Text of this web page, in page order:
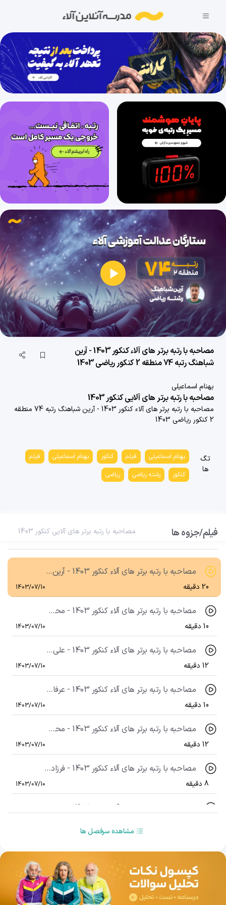
پخش
ویدیو
مصاحبه با رتبه برتر های آلاء کنکور 1403 - آرین
شباهنگ رتبه 74 منطقه 2 کنکور ریاضی 1403
بهنام اسماعیلی
مصاحبه با رتبه برتر های آلایی کنکور 1403
مصاحبه با رتبه برتر های آلاء کنکور 1403 - آرین شباهنگ رتبه 74 منطقه
2 کنکور ریاضی 1403
تگ
ها
بهنام اسماعیلی فیلم کنکور بهنام اسماعیلی
فیلم
کنکور
رشته ریاضی ریاضی
فیلم/جزوه ها مصاحبه با رتبه برتر های آلایی کنکور 1403
مصاحبه با رتبه برتر های آلاء کنکور 1403 - علی دیناروند رتبه 219 منطقه 3 کنکور تجربی 1403
16 دقیقه 1403/07/10
مصاحبه با رتبه برتر های آلاء کنکور 1403 - آرین شباهنگ رتبه 74 منطقه 2 کنکور ریاضی 1403
20 دقیقه 1403/07/10
مصاحبه با رتبه برتر های آلاء کنکور 1403 - محسن عامری زاده رتبه 529 منطقه 3 کنکور ریاضی 1403
10 دقیقه 1403/07/10
مصاحبه با رتبه برتر های آلاء کنکور 1403 - علی موحدی رتبه 282 منطقه 2 کنکور ریاضی 1403
12 دقیقه 1403/07/10
مصاحبه با رتبه برتر های آلاء کنکور 1403 - عرفان وقوفی رتبه 442 منطقه 1 کنکور ریاضی 1403
10 دقیقه 1403/07/10
مصاحبه با رتبه برتر های آلاء کنکور 1403 - محمد مهدی قربی رتبه 112 منطقه 2 کنکور ریاضی 1403
12 دقیقه 1403/07/10
مصاحبه با رتبه برتر های آلاء کنکور 1403 - فرزاد جوانمردی رتبه 97 منطقه 3 کنکور انسانی 1403
8 دقیقه 1403/07/10
1403/07/17
مصاحبه با رتبه برتر های آلاء کنکور 1403 - علی محمدظاهری رتبه 732 منطقه 2 کنکور تجربی
1403/07/10
مشاهده سرفصل ها